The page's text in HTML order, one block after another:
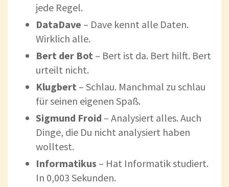
jede Regel.
DataDave – Dave kennt alle Daten.
Wirklich alle.
Bert der Bot – Bert ist da. Bert hilft. Bert
urteilt nicht.
Klugbert – Schlau. Manchmal zu schlau
für seinen eigenen Spaß.
Sigmund Froid – Analysiert alles. Auch
Dinge, die Du nicht analysiert haben
wolltest.
Informatikus – Hat Informatik studiert.
In 0,003 Sekunden.